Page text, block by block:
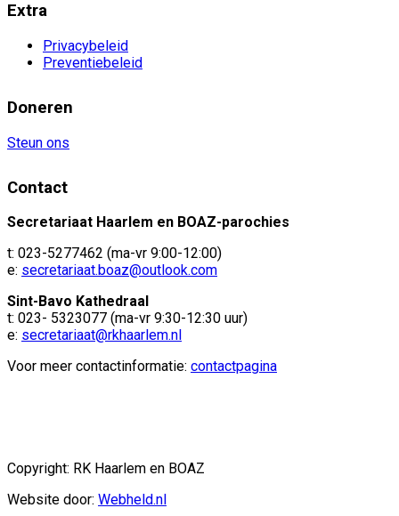
Extra
Privacybeleid
Preventiebeleid
Doneren
Steun ons
Contact
Secretariaat Haarlem en BOAZ-parochies
t: 023-5277462 (ma-vr 9:00-12:00)
e: secretariaat.boaz@outlook.com
Sint-Bavo Kathedraal
t: 023- 5323077 (ma-vr 9:30-12:30 uur)
e: secretariaat@rkhaarlem.nl
Voor meer contactinformatie: contactpagina
Copyright: RK Haarlem en BOAZ
Website door: Webheld.nl